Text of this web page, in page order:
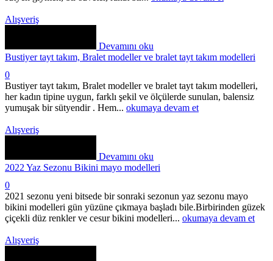
Alışveriş
Devamını oku
Bustiyer tayt takım, Bralet modeller ve bralet tayt takım modelleri
0
Bustiyer tayt takım, Bralet modeller ve bralet tayt takım modelleri,
her kadın tipine uygun, farklı şekil ve ölçülerde sunulan, balensiz
yumuşak bir sütyendir . Hem... okumaya devam et
Alışveriş
Devamını oku
2022 Yaz Sezonu Bikini mayo modelleri
0
2021 sezonu yeni bitsede bir sonraki sezonun yaz sezonu mayo
bikini modelleri gün yüzüne çıkmaya başladı bile.Birbirinden güzek
çiçekli düz renkler ve cesur bikini modelleri... okumaya devam et
Alışveriş